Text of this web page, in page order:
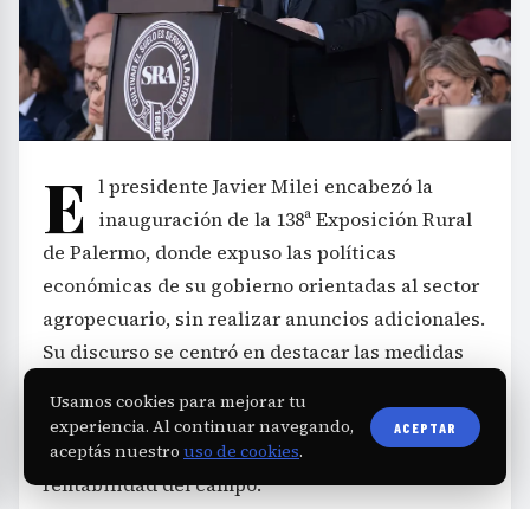
E l presidente Javier Milei encabezó la
inauguración de la 138ª Exposición Rural
de Palermo, donde expuso las políticas
económicas de su gobierno orientadas al sector
agropecuario, sin realizar anuncios adicionales.
Su discurso se centró en destacar las medidas
su administración con la eliminación de trabas
históricas que, según él, afectaron la
rentabilidad del campo.
Usamos cookies para mejorar tu
experiencia. Al continuar navegando,
aceptás nuestro uso de cookies.
ACEPTAR